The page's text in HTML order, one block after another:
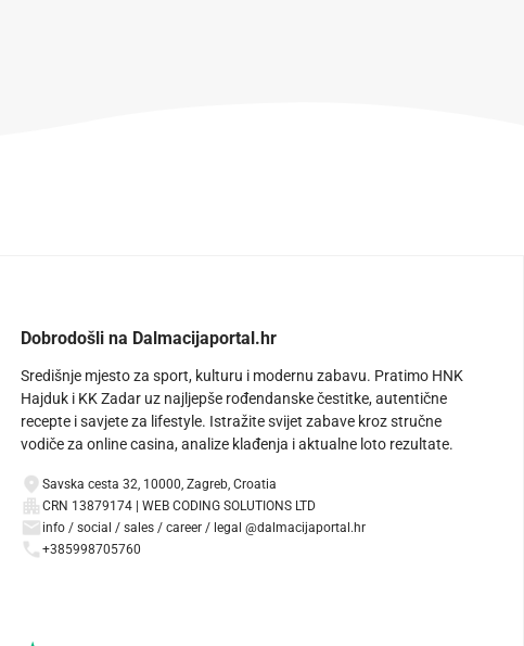
Dobrodošli na Dalmacijaportal.hr
Središnje mjesto za sport, kulturu i modernu zabavu. Pratimo HNK
Hajduk i KK Zadar uz najljepše rođendanske čestitke, autentične
recepte i savjete za lifestyle. Istražite svijet zabave kroz stručne
vodiče za online casina, analize klađenja i aktualne loto rezultate.
Savska cesta 32, 10000, Zagreb, Croatia
CRN 13879174 | WEB CODING SOLUTIONS LTD
info / social / sales / career / legal @dalmacijaportal.hr
+385998705760